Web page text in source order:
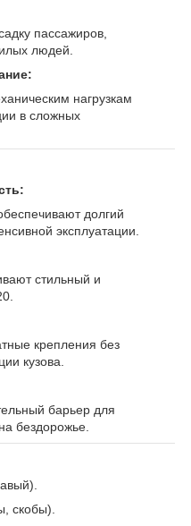
пассажиров,
людей.
нагрузкам
в сложных
долгий
эксплуатации.
стильный и
крепления без
кузова.
барьер для
бездорожье.
скобы).